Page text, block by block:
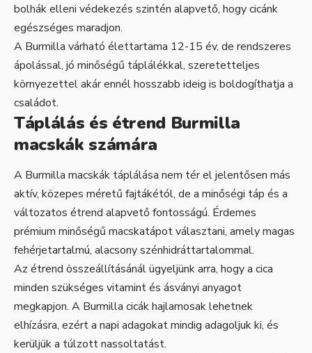
bolhák elleni védekezés szintén alapvető, hogy cicánk
egészséges maradjon.
A Burmilla várható élettartama 12-15 év, de rendszeres
ápolással, jó minőségű táplálékkal, szeretetteljes
környezettel akár ennél hosszabb ideig is boldogíthatja a
családot.
Táplálás és étrend Burmilla
macskák számára
A Burmilla macskák táplálása nem tér el jelentősen más
aktív, közepes méretű fajtákétól, de a minőségi táp és a
változatos étrend alapvető fontosságú. Érdemes
prémium minőségű macskatápot választani, amely magas
fehérjetartalmú, alacsony szénhidráttartalommal.
Az étrend összeállításánál ügyeljünk arra, hogy a cica
minden szükséges vitamint és ásványi anyagot
megkapjon. A Burmilla cicák hajlamosak lehetnek
elhízásra, ezért a napi adagokat mindig adagoljuk ki, és
kerüljük a túlzott nassoltatást.